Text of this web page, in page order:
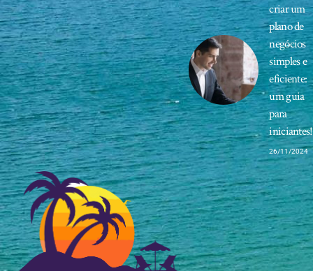
criar um
plano de
negócios
simples e
eficiente:
um guia
para
iniciantes!
26/11/2024